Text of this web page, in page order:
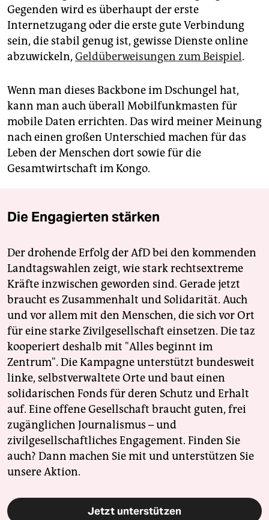
Gegenden wird es überhaupt der erste
Internetzugang oder die erste gute Verbindung
sein, die stabil genug ist, gewisse Dienste online
abzuwickeln, Geldüberweisungen zum Beispiel.
Wenn man dieses Backbone im Dschungel hat,
kann man auch überall Mobilfunkmasten für
mobile Daten errichten. Das wird meiner Meinung
nach einen großen Unterschied machen für das
Leben der Menschen dort sowie für die
Gesamtwirtschaft im Kongo.
Die Engagierten stärken
Der drohende Erfolg der AfD bei den kommenden
Landtagswahlen zeigt, wie stark rechtsextreme
Kräfte inzwischen geworden sind. Gerade jetzt
braucht es Zusammenhalt und Solidarität. Auch
und vor allem mit den Menschen, die sich vor Ort
für eine starke Zivilgesellschaft einsetzen. Die taz
kooperiert deshalb mit "Alles beginnt im
Zentrum". Die Kampagne unterstützt bundesweit
linke, selbstverwaltete Orte und baut einen
solidarischen Fonds für deren Schutz und Erhalt
auf. Eine offene Gesellschaft braucht guten, frei
zugänglichen Journalismus – und
zivilgesellschaftliches Engagement. Finden Sie
auch? Dann machen Sie mit und unterstützen Sie
unsere Aktion.
Jetzt unterstützen